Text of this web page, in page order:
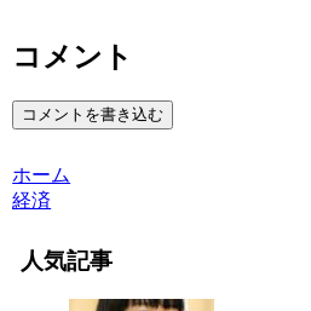
コメント
コメントを書き込む
ホーム
経済
人気記事